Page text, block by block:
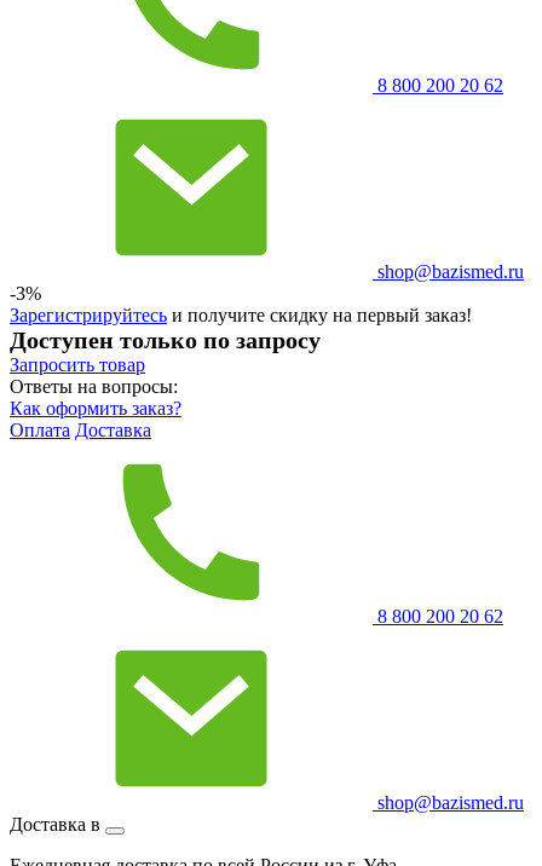
8 800 200 20 62
shop@bazismed.ru
-3%
Зарегистрируйтесь и получите скидку на первый заказ!
Доступен только по запросу
Запросить товар
Ответы на вопросы:
Как оформить заказ?
Оплата Доставка
8 800 200 20 62
shop@bazismed.ru
Доставка в